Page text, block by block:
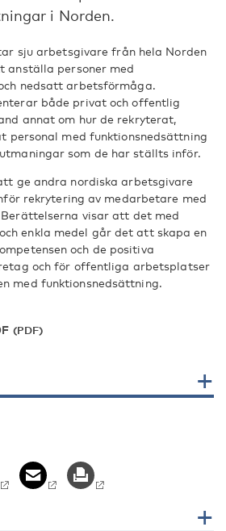
i Norden.
sju arbetsgivare från hela Norden
anställa personer med
nedsatt arbetsförmåga.
både privat och offentlig
annat om hur de rekryterat,
personal med funktionsnedsättning
som de har ställts inför.
ge andra nordiska arbetsgivare
rekrytering av medarbetare med
visar att det med
enkla medel går det att skapa en
och de positiva
och för offentliga arbetsplatser
med funktionsnedsättning.